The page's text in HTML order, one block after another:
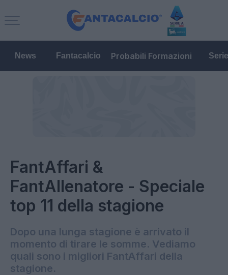
News Fantacalcio Probabili Formazioni
FantAffari &
FantAllenatore - Speciale
top 11 della stagione
Dopo una lunga stagione è arrivato il
momento di tirare le somme. Vediamo
quali sono i migliori FantAffari della
stagione.